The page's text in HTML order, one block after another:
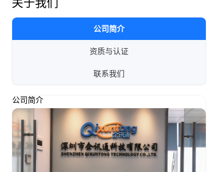
公司简介
资质与认证
联系我们
公司简介